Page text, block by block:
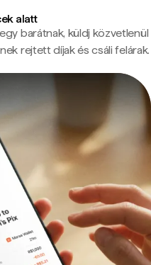
alatt
barátnak, küldj közvetlenül
rejtett díjak és csáli felárak.